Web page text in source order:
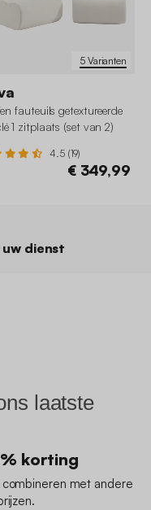
5 Varianten
fauteuils getextureerde
1 zitplaats (set van 2)
4.5 (19)
€ 349,99
dienst
laatste
korting
met andere